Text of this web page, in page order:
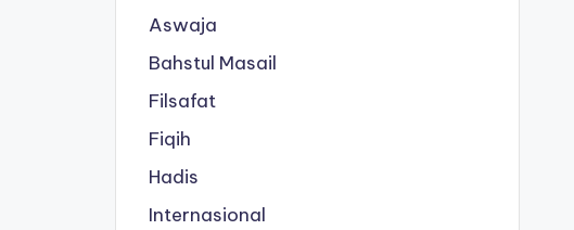
Aswaja
Bahstul Masail
Filsafat
Fiqih
Hadis
Internasional